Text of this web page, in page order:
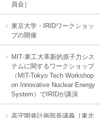
員会］
東京大学・IRIDワークショッ
プの開催
MIT‐東工大革新的原子力シス
テムに関するワークショップ
（MIT-Tokyo Tech Workshop
on Innovative Nuclear Energy
System）でIRIDが講演
高守開発計画部長講義［東北